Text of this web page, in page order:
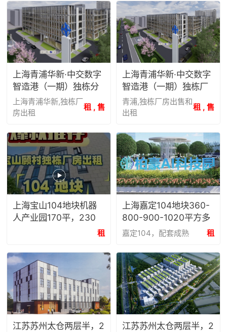
上海青浦华新·中交数字
智造港（一期）独栋分
层出租
上海青浦华新,独栋厂
房出租
租 , 售
上海青浦华新·中交数字
智造港（一期）独栋厂
房出售
青浦,独栋厂房出售和
出租
租 , 售
上海宝山104地块机器
人产业园170平，230
平，340平独栋厂房可租
上海嘉定104地块360-
800-900-1020平方多
面积段厂房和办公室出
嘉定104，配套成熟 租
江苏苏州太仓两层半，2
江苏苏州太仓两层半，2